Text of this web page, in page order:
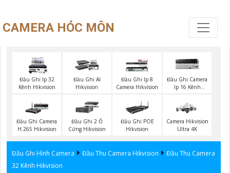
CAMERA HÓC MÔN
Đầu Ghi Ip 32
Kênh Hikvision
Đầu Ghi AI
Hikvision
Đầu Ghi Ip 8
Camera Hikvision
Đầu Ghi Camera
Ip 16 Kênh
Đầu Ghi Camera
H.265 Hikvision
Đầu Ghi 2 Ổ
Cứng Hikvision
Đầu Ghi POE
Hikvision
Camera Hikvision
Ultra 4K
Đầu Ghi Hình Camera Đầu Thu Camera Hikvision
Đầu Thu Camera
32 Kênh Hikvision